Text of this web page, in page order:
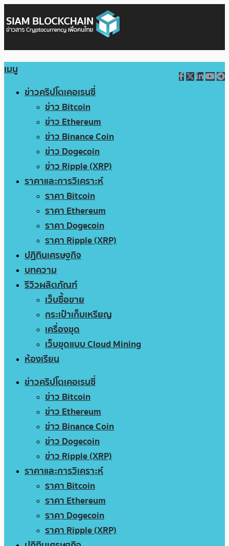
เมนู
ข่าวคริปโตเคอเรนซี่
ข่าว Bitcoin
ข่าว Ethereum
ข่าว Binance Coin
ข่าว Dogecoin
ข่าว Ripple (XRP)
ราคาและการวิเคราะห์
ราคา Bitcoin
ราคา Ethereum
ราคา Dogecoin
ราคา Ripple (XRP)
ปฏิทินเศรษฐกิจ
บทความ
รีวิวผลิตภัณฑ์
เว็บซื้อขาย
กระเป๋าเก็บเหรียญ
เครื่องขุด
เว็บขุดแบบ Cloud Mining
ห้องเรียน
ข่าวคริปโตเคอเรนซี่
ข่าว Bitcoin
ข่าว Ethereum
ข่าว Binance Coin
ข่าว Dogecoin
ข่าว Ripple (XRP)
ราคาและการวิเคราะห์
ราคา Bitcoin
ราคา Ethereum
ราคา Dogecoin
ราคา Ripple (XRP)